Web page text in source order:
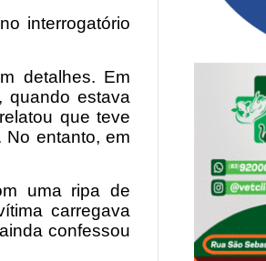
interrogatório
detalhes. Em
quando estava
que teve
entanto, em
uma ripa de
carregava
confessou